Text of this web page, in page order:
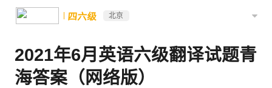
四六级 北京
2021年6月英语六级翻译试题青
海答案（网络版）